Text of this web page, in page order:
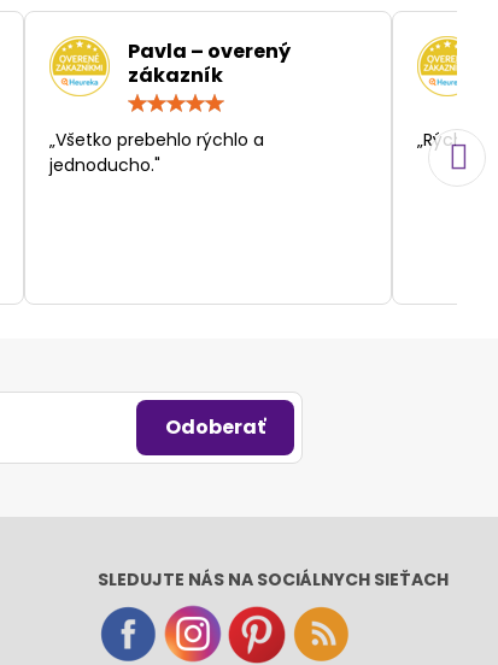
Pavla – overený
zákazník
„Všetko prebehlo rýchlo a
jednoducho."
Odoberať
SLEDUJTE NÁS NA SOCIÁLNYCH SIEŤACH